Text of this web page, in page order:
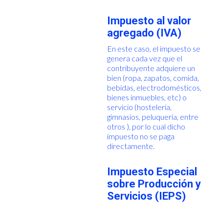
Impuesto al valor
agregado (IVA)
En este caso, el impuesto se
genera cada vez que el
contribuyente adquiere un
bien (ropa, zapatos, comida,
bebidas, electrodomésticos,
bienes inmuebles, etc) o
servicio (hostelería,
gimnasios, peluquería, entre
otros ), por lo cual dicho
impuesto no se paga
directamente.
Impuesto Especial
sobre Producción y
Servicios (IEPS)